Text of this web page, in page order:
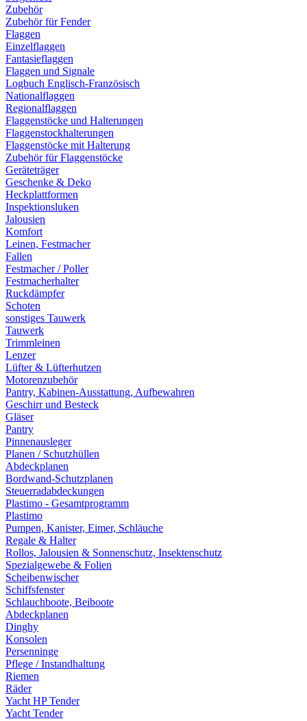
Zubehör
Zubehör für Fender
Flaggen
Einzelflaggen
Fantasieflaggen
Flaggen und Signale
Logbuch Englisch-Französisch
Nationalflaggen
Regionalflaggen
Flaggenstöcke und Halterungen
Flaggenstockhalterungen
Flaggenstöcke mit Halterung
Zubehör für Flaggenstöcke
Geräteträger
Geschenke & Deko
Heckplattformen
Inspektionsluken
Jalousien
Komfort
Leinen, Festmacher
Fallen
Festmacher / Poller
Festmacherhalter
Ruckdämpfer
Schoten
sonstiges Tauwerk
Tauwerk
Trimmleinen
Lenzer
Lüfter & Lüfterhutzen
Motorenzubehör
Pantry, Kabinen-Ausstattung, Aufbewahren
Geschirr und Besteck
Gläser
Pantry
Pinnenausleger
Planen / Schutzhüllen
Abdeckplanen
Bordwand-Schutzplanen
Steuerradabdeckungen
Plastimo - Gesamtprogramm
Plastimo
Pumpen, Kanister, Eimer, Schläuche
Regale & Halter
Rollos, Jalousien & Sonnenschutz, Insektenschutz
Spezialgewebe & Folien
Scheibenwischer
Schiffsfenster
Schlauchboote, Beiboote
Abdeckplanen
Dinghy
Konsolen
Persenninge
Pflege / Instandhaltung
Riemen
Räder
Yacht HP Tender
Yacht Tender